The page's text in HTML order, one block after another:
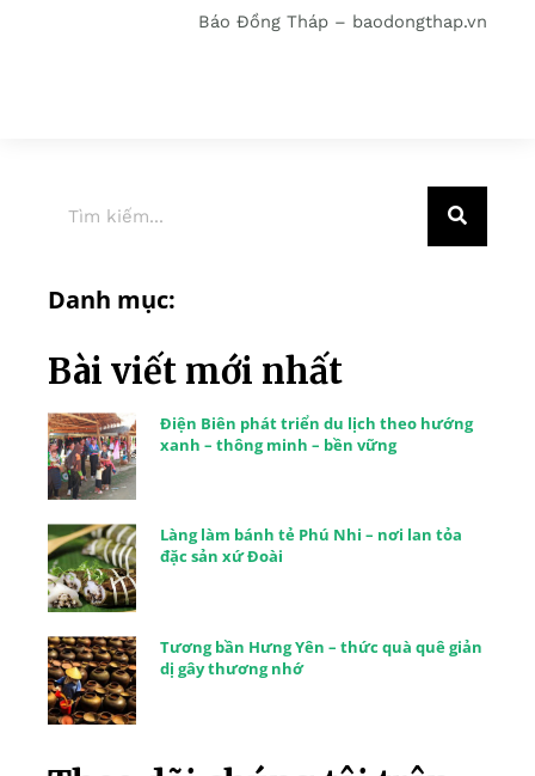
Báo Đồng Tháp – baodongthap.vn
Danh mục:
Bài viết mới nhất
Điện Biên phát triển du lịch theo hướng
xanh – thông minh – bền vững
Làng làm bánh tẻ Phú Nhi – nơi lan tỏa
đặc sản xứ Đoài
Tương bần Hưng Yên – thức quà quê giản
dị gây thương nhớ